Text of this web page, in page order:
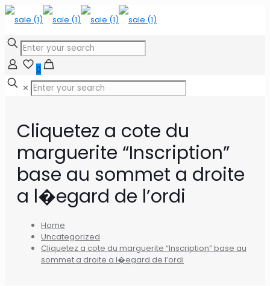
0
✕
Cliquetez a cote du
marguerite “Inscription”
base au sommet a droite
a l�egard de l’ordi
Home
Uncategorized
Cliquetez a cote du marguerite “Inscription” base au
sommet a droite a l�egard de l’ordi